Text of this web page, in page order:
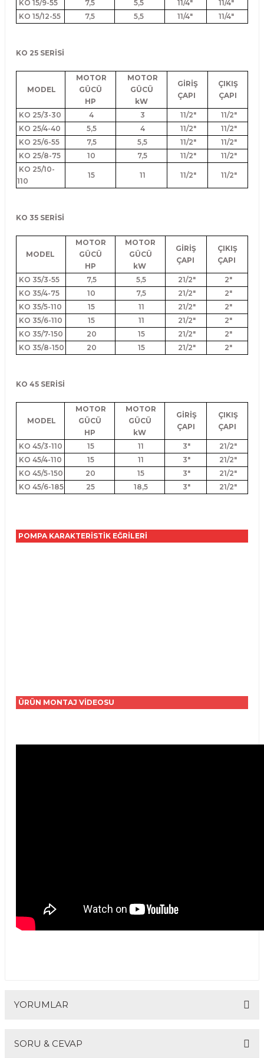
KO 15/9-55 7,5 5,5 11/4"
11/4"
KO 15/12-55
7,5 5,5 11/4" 11/4"
KO 25 SERİSİ
MODEL
MOTOR
GÜCÜ
HP
MOTOR
GÜCÜ
kW
GİRİŞ
ÇAPI
ÇIKIŞ
ÇAPI
KO 25/3-30 4 3 11/2"
11/2"
KO 25/4-40
5,5 4 11/2"
11/2"
KO 25/6-55
7,5 5,5 11/2"
11/2"
KO 25/8-75
10 7,5 11/2"
11/2"
KO 25/10-
110
15 11 11/2" 11/2"
KO 35 SERİSİ
MODEL
MOTOR
GÜCÜ
HP
MOTOR
GÜCÜ
kW
GİRİŞ
ÇAPI
ÇIKIŞ
ÇAPI
KO 35/3-55 7,5 5,5 21/2"
2"
KO 35/4-75
10 7,5 21/2"
2"
KO 35/5-110
15 11 21/2"
2"
KO 35/6-110
15 11 21/2"
2"
KO 35/7-150
20 15 21/2"
2"
KO 35/8-150
20 15 21/2" 2"
KO 45 SERİSİ
MODEL
MOTOR
GÜCÜ
HP
MOTOR
GÜCÜ
kW
GİRİŞ
ÇAPI
ÇIKIŞ
ÇAPI
KO 45/3-110 15 11 3"
21/2"
KO 45/4-110
15 11 3"
21/2"
KO 45/5-150
20 15 3"
21/2"
KO 45/6-185
25 18,5 3" 21/2"
POMPA KARAKTERİSTİK EĞRİLERİ
ÜRÜN MONTAJ VİDEOSU
YORUMLAR
SORU & CEVAP